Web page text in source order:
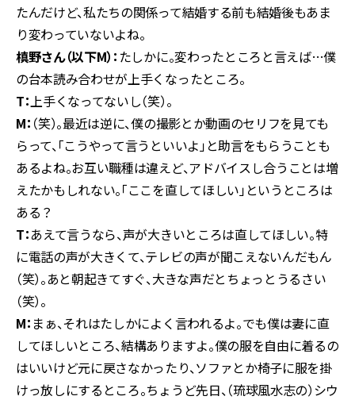
たんだけど、私たちの関係って結婚する前も結婚後もあま
り変わっていないよね。
槙野さん（以下M）： たしかに。変わったところと言えば…僕
の台本読み合わせが上手くなったところ。
T：上手くなってないし（笑）。
M： （笑）。最近は逆に、僕の撮影とか動画のセリフを見ても
らって、「こうやって言うといいよ」と助言をもらうことも
あるよね。お互い職種は違えど、アドバイスし合うことは増
えたかもしれない。「ここを直してほしい」というところは
ある？
T：あえて言うなら、声が大きいところは直してほしい。特
に電話の声が大きくて、テレビの声が聞こえないんだもん
（笑）。あと朝起きてすぐ、大きな声だとちょっとうるさい
（笑）。
M： まぁ、それはたしかによく言われるよ。でも僕は妻に直
してほしいところ、結構ありますよ。僕の服を自由に着るの
はいいけど元に戻さなかったり、ソファとか椅子に服を掛
けっ放しにするところ。ちょうど先日、（琉球風水志の）シウ